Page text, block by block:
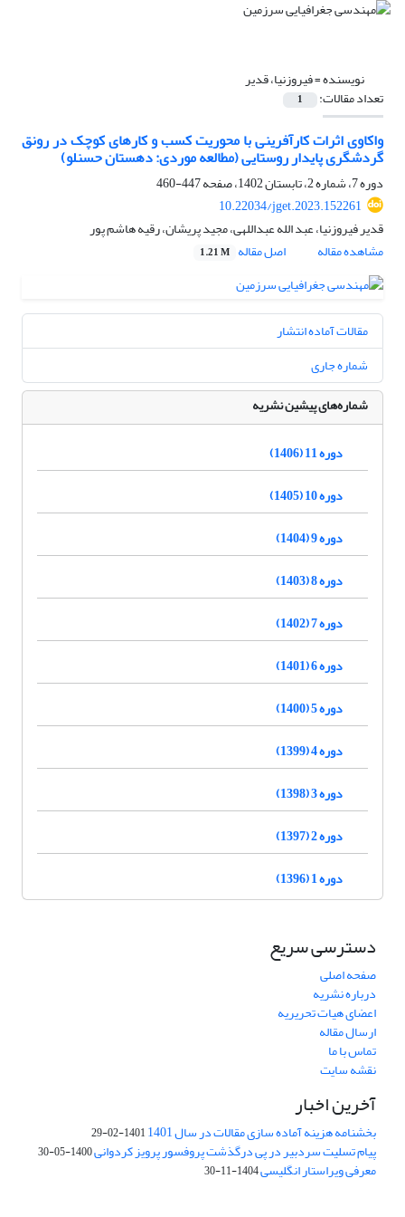
نویسنده =فیروزنیا، قدیر
تعداد مقالات: 1
واکاوی اثرات کارآفرینی با محوریت کسب و کارهای کوچک در رونق
گردشگری پایدار روستایی (مطالعه موردی: دهستان حسنلو)
دوره 7، شماره 2، تابستان 1402، صفحه
447-460
10.22034/jget.2023.152261
قدیر فیروزنیا، عبد الله عبداللهی، مجید پریشان، رقیه هاشم پور
مشاهده مقاله
اصل مقاله 1.21 M
مقالات آماده انتشار
شماره جاری
شماره‌های پیشین نشریه
دوره 11 (1406)
دوره 10 (1405)
دوره 9 (1404)
دوره 8 (1403)
دوره 7 (1402)
دوره 6 (1401)
دوره 5 (1400)
دوره 4 (1399)
دوره 3 (1398)
دوره 2 (1397)
دوره 1 (1396)
دسترسی سریع
صفحه اصلی
درباره نشریه
اعضای هیات تحریریه
ارسال مقاله
تماس با ما
نقشه سایت
آخرین اخبار
بخشنامه هزینه آماده سازی مقالات در سال 1401 1401-02-29
پیام تسلیت سردبیر در پی درگذشت پروفسور پرویز کردوانی1400-05-30
معرفی ویراستار انگلیسی1404-11-30